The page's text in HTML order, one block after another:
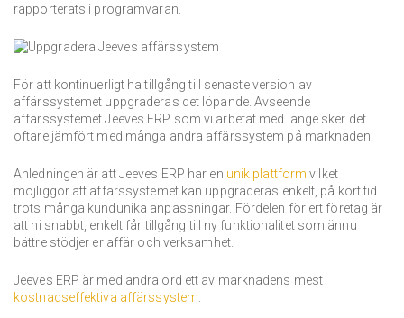
rapporterats i programvaran.
För att kontinuerligt ha tillgång till senaste version av
affärssystemet uppgraderas det löpande. Avseende
affärssystemet Jeeves ERP som vi arbetat med länge sker det
oftare jämfört med många andra affärssystem på marknaden.
Anledningen är att Jeeves ERP har en unik plattform vilket
möjliggör att affärssystemet kan uppgraderas enkelt, på kort tid
trots många kundunika anpassningar. Fördelen för ert företag är
att ni snabbt, enkelt får tillgång till ny funktionalitet som ännu
bättre stödjer er affär och verksamhet.
Jeeves ERP är med andra ord ett av marknadens mest
kostnadseffektiva affärssystem.